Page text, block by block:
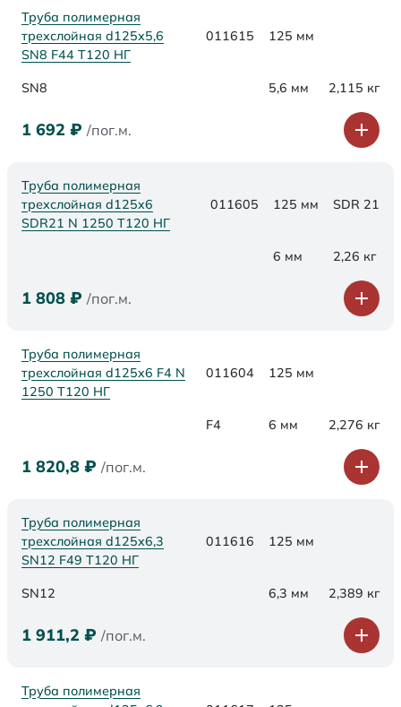
Труба полимерная
трехслойная d125х5,6
SN8 F44 Т120 НГ
011615 125 мм
SN8 5,6 мм 2,115 кг
1 692 ₽ /пог.м.
Труба полимерная
трехслойная d125x6
SDR21 N 1250 Т120 НГ
011605 125 мм SDR 21
6 мм 2,26 кг
1 808 ₽ /пог.м.
Труба полимерная
трехслойная d125x6 F4 N
1250 Т120 НГ
011604 125 мм
F4 6 мм 2,276 кг
1 820,8 ₽ /пог.м.
Труба полимерная
трехслойная d125х6,3
SN12 F49 Т120 НГ
011616 125 мм
SN12 6,3 мм 2,389 кг
1 911,2 ₽ /пог.м.
Труба полимерная